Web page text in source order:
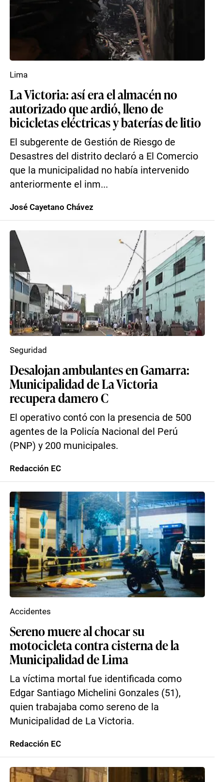
La Victoria: así era el almacén no
autorizado que ardió, lleno de
bicicletas eléctricas y baterías de litio
El subgerente de Gestión de Riesgo de
Desastres del distrito declaró a El Comercio
que la municipalidad no había intervenido
anteriormente el inm...
Lima
José Cayetano Chávez
Desalojan ambulantes en Gamarra:
Municipalidad de La Victoria
recupera damero C
El operativo contó con la presencia de 500
agentes de la Policía Nacional del Perú
(PNP) y 200 municipales.
Seguridad
Redacción EC
Sereno muere al chocar su
motocicleta contra cisterna de la
Municipalidad de Lima
La víctima mortal fue identificada como
Edgar Santiago Michelini Gonzales (51),
quien trabajaba como sereno de la
Municipalidad de La Victoria.
Accidentes
Redacción EC